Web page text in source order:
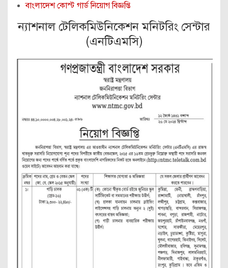
বাংলাদেশ কোস্ট গার্ড নিয়োগ বিজ্ঞপ্তি
ন্যাশনাল টেলিকমিউনিকেশন মনিটরিং সেন্টার
(এনটিএমসি)